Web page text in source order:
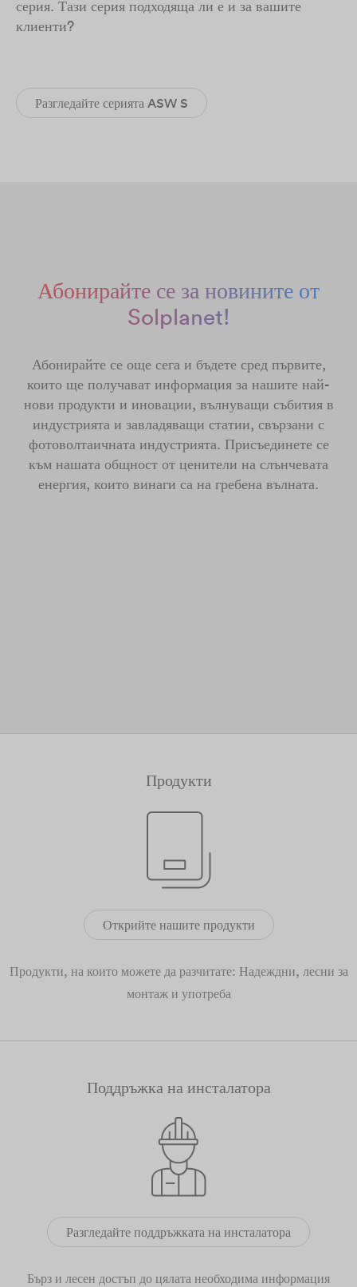
серия. Тази серия подходяща ли е и за вашите
клиенти?
Разгледайте серията ASW S
Абонирайте се за новините от
Solplanet!
Абонирайте се още сега и бъдете сред първите,
които ще получават информация за нашите най-
нови продукти и иновации, вълнуващи събития в
индустрията и завладяващи статии, свързани с
фотоволтаичната индустрията. Присъединете се
към нашата общност от ценители на слънчевата
енергия, които винаги са на гребена вълната.
Продукти
Открийте нашите продукти
Продукти, на които можете да разчитате: Надеждни, лесни за
монтаж и употреба
Поддръжка на инсталатора
Разгледайте поддръжката на инсталатора
Бърз и лесен достъп до цялата необходима информация